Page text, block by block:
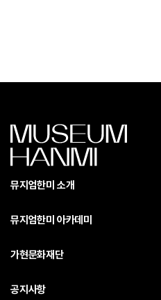
뮤지엄한미 소개
뮤지엄한미 아카데미
가현문화재단
공지사항